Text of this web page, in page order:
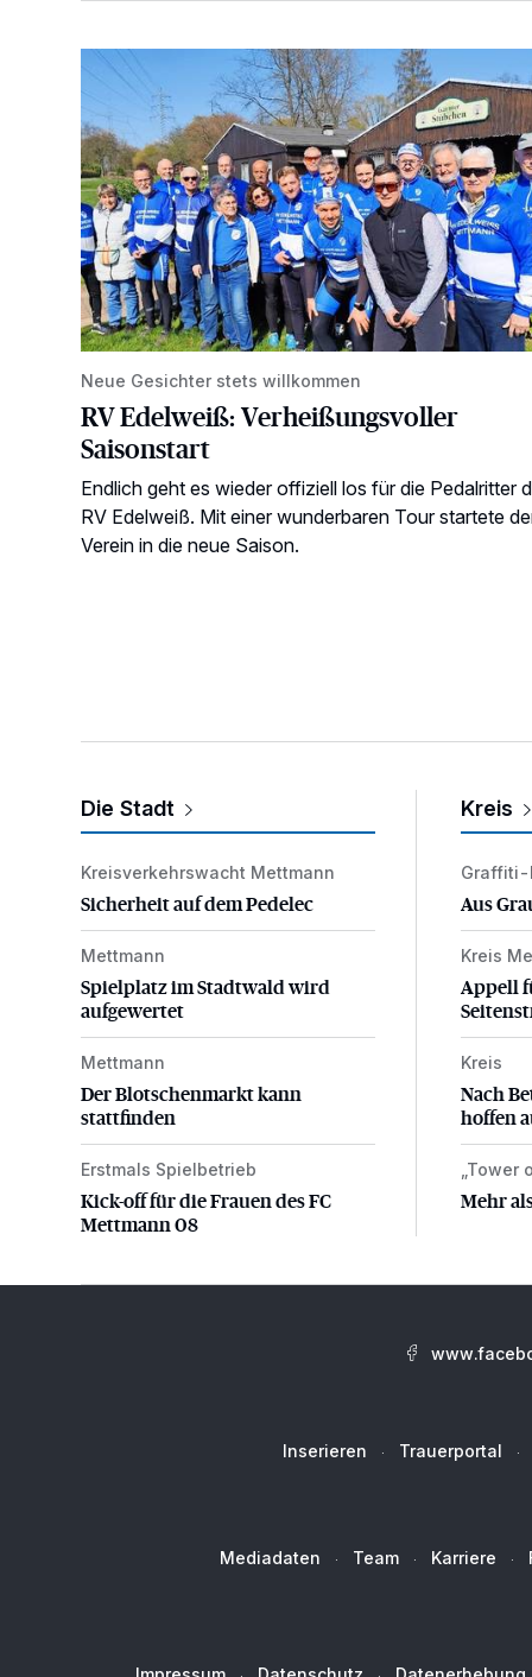
RV Edelweiß: Verheißungsvoller Saisonstart
Neue Gesichter stets willkommen
RV Edelweiß: Verheißungsvoller
Saisonstart
Endlich geht es wieder offiziell los für die Pedalritter
RV Edelweiß. Mit einer wunderbaren Tour startete
Verein in die neue Saison.
Die Stadt
Sicherheit auf dem Pedelec
Kreisverkehrswacht Mettmann
Sicherheit auf dem Pedelec
Spielplatz im Stadtwald wird aufgewertet
Mettmann
Spielplatz im Stadtwald wird
aufgewertet
Der Blotschenmarkt kann stattfinden
Mettmann
Der Blotschenmarkt kann
stattfinden
Kick-off für die Frauen des FC Mettmann 08
Erstmals Spielbetrieb
Kick-off für die Frauen des FC
Mettmann 08
Kreis
Aus
Graffiti-
Aus
Appell
Kreis
Appell
Nach
Kreis
Nach
hoffen
Mehr
„Tower
Mehr
Inserieren Trauerportal
Mediadaten Team Karriere